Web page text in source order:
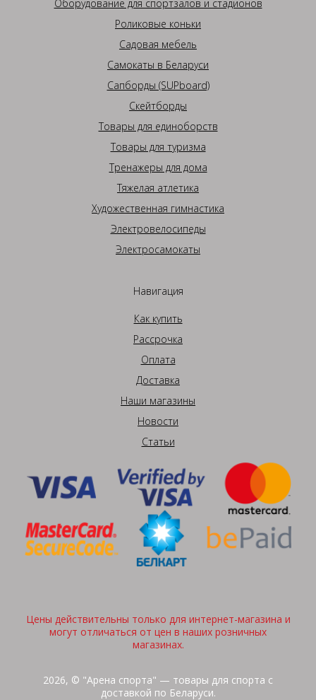
Оборудование для спортзалов и стадионов
Роликовые коньки
Садовая мебель
Самокаты в Беларуси
Сапборды (SUPboard)
Скейтборды
Товары для единоборств
Товары для туризма
Тренажеры для дома
Тяжелая атлетика
Художественная гимнастика
Электровелосипеды
Электросамокаты
Навигация
Как купить
Рассрочка
Оплата
Доставка
Наши магазины
Новости
Статьи
Цены действительны только для интернет-магазина и
могут отличаться от цен в наших розничных
магазинах.
2026, © "Арена спорта" — товары для спорта с
доставкой по Беларуси.